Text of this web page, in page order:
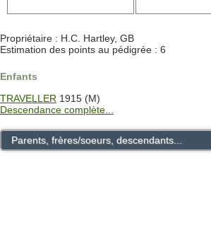
Propriétaire : H.C. Hartley, GB
Estimation des points au pédigrée : 6
Enfants
TRAVELLER 1915 (M)
Descendance complète...
Parents, frères/soeurs, descendants...